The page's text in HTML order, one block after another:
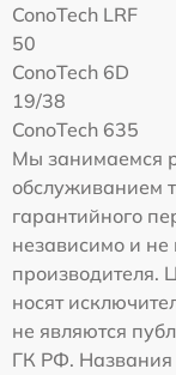
ConoTech LRF
50
ConoTech 6D
19/38
ConoTech 635
Мы занимаемся
обслуживанием
гарантийного
независимо и
производителя.
носят
не являются
ГК РФ. Названия